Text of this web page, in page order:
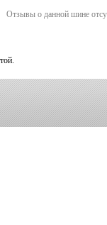
Отзывы о данной шине